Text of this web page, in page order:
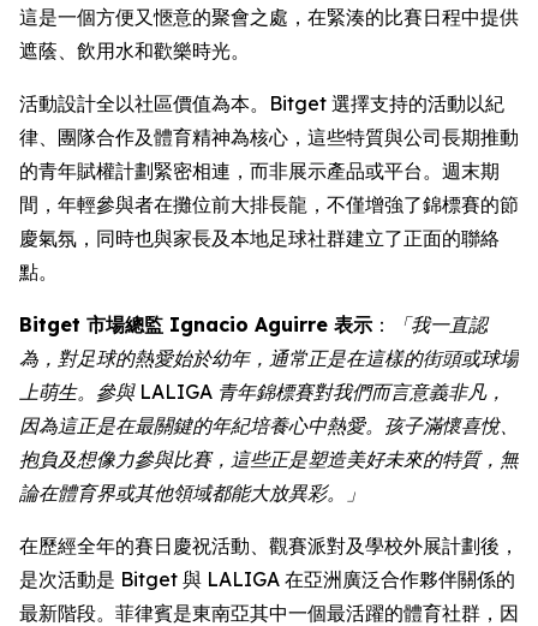
這是一個方便又愜意的聚會之處，在緊湊的比賽日程中提供
遮蔭、飲用水和歡樂時光。
活動設計全以社區價值為本。Bitget 選擇支持的活動以紀
律、團隊合作及體育精神為核心，這些特質與公司長期推動
的青年賦權計劃緊密相連，而非展示產品或平台。週末期
間，年輕參與者在攤位前大排長龍，不僅增強了錦標賽的節
慶氣氛，同時也與家長及本地足球社群建立了正面的聯絡
點。
Bitget 市場總監 Ignacio Aguirre 表示 ：
「我一直認
為，對足球的熱愛始於幼年，通常正是在這樣的街頭或球場
上萌生。參與 LALIGA 青年錦標賽對我們而言意義非凡，
因為這正是在最關鍵的年紀培養心中熱愛。孩子滿懷喜悅、
抱負及想像力參與比賽，這些正是塑造美好未來的特質，無
論在體育界或其他領域都能大放異彩。」
在歷經全年的賽日慶祝活動、觀賽派對及學校外展計劃後，
是次活動是 Bitget 與 LALIGA 在亞洲廣泛合作夥伴關係的
最新階段。菲律賓是東南亞其中一個最活躍的體育社群，因